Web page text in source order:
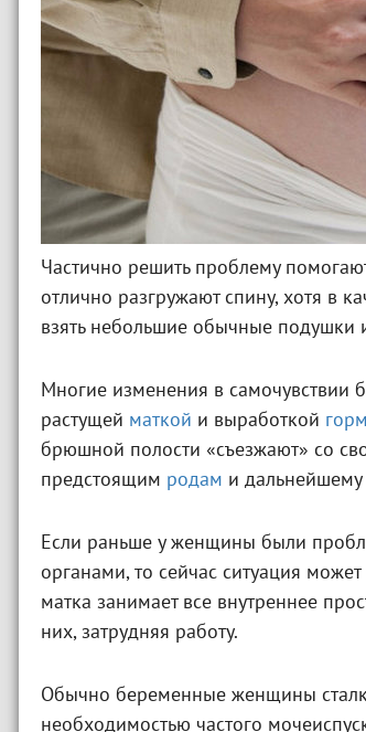
Частично решить проблему
отлично разгружают спину, хотя в
взять небольшие обычные подушки
Многие изменения в самочувствии
растущей маткой и выработкой
брюшной полости «съезжают» со
предстоящим родам и дальнейшему
Если раньше у женщины были
органами, то сейчас ситуация
матка занимает все внутреннее
них, затрудняя работу.
Обычно беременные женщины
необходимостью частого